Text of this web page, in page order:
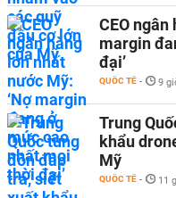
CEO ngân
margin
đại’
QUỐC TẾ - 9
Trung
khẩu
Mỹ
QUỐC TẾ - 11